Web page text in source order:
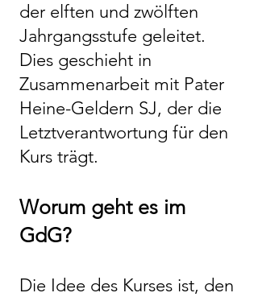
der elften und zwölften
Jahrgangsstufe geleitet.
Dies geschieht in
Zusammenarbeit mit Pater
Heine-Geldern SJ, der die
Letztverantwortung für den
Kurs trägt.
Worum geht es im
GdG?
Die Idee des Kurses ist, den